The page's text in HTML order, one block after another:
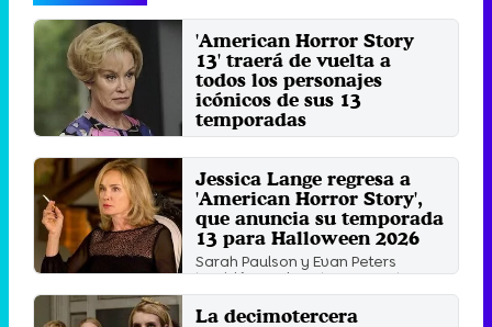
'American Horror Story
13' traerá de vuelta a
todos los personajes
icónicos de sus 13
temporadas
'American Horror Story 13' será la
gran celebración de la antología
de terror de FX: ...
Miércoles 29 Julio 2026 12:14
(ahora)
Jessica Lange regresa a
'American Horror Story',
que anuncia su temporada
13 para Halloween 2026
Sarah Paulson y Evan Peters
también vuelven tras ausentarse
durante dos temporadas.
Domingo 2 Noviembre 2025 09:30
La decimotercera